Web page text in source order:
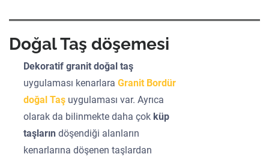
Doğal Taş döşemesi
Dekoratif granit doğal taş
uygulaması kenarlaraGranit Bordür
doğal Taş uygulaması var. Ayrıca
olarak da bilinmekte daha çok küp
taşların döşendiği alanların
kenarlarına döşenen taşlardan